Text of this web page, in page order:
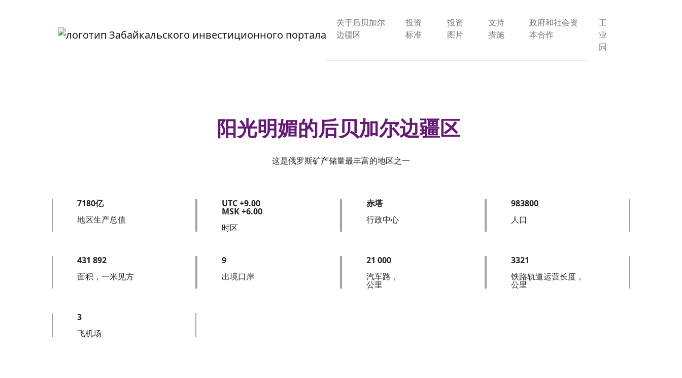
关于后贝加尔
边疆区
投资
标准
投资
图片
支持
措施
政府和社会资
本合作
工
业
园
阳光明媚的后贝加尔边疆区
这是俄罗斯矿产储量最丰富的地区之一
7180亿
地区生产总值
UTC +9.00
MSK +6.00
时区
赤塔
行政中心
983800
人口
431 892
面积，一米见方
9
出境口岸
21 000
汽车路，
公里
3321
铁路轨道运营长度，
公里
3
飞机场